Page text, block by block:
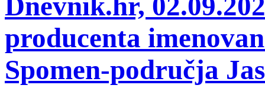
producenta
Spomen-područja